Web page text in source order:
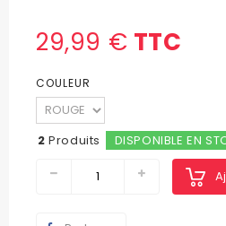
29,99 € TTC
COULEUR
2 Produits DISPONIBLE EN